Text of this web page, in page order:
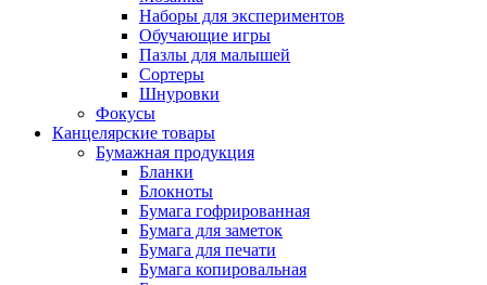
Наборы для экспериментов
Обучающие игры
Пазлы для малышей
Сортеры
Шнуровки
Фокусы
Канцелярские товары
Бумажная продукция
Бланки
Блокноты
Бумага гофрированная
Бумага для заметок
Бумага для печати
Бумага копировальная